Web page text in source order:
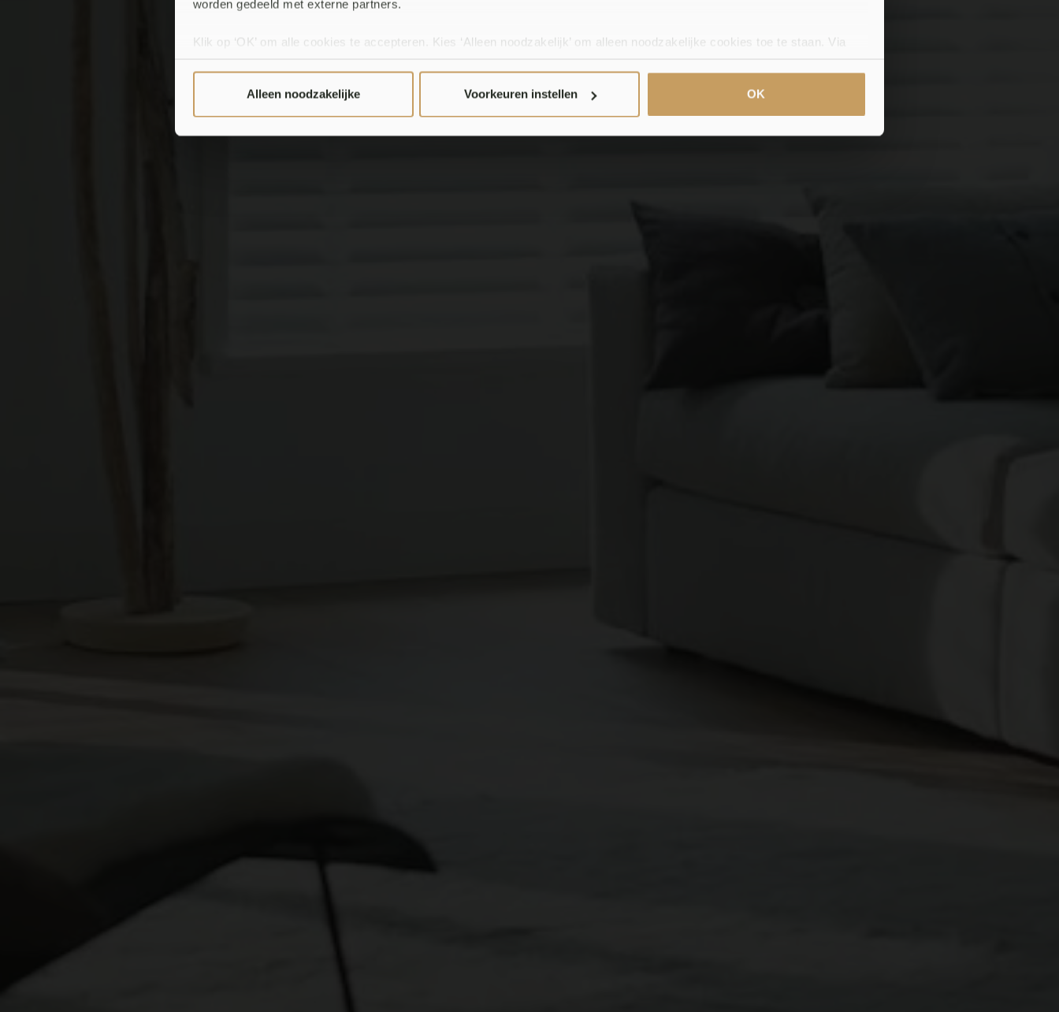
worden gedeeld met externe partners.
Klik op ‘OK’ om alle cookies te accepteren. Kies ‘Alleen noodzakelijk’ om alleen noodzakelijke cookies toe te staan. Via
Alleen noodzakelijke
Voorkeuren instellen OK
Aluminium jaloezieën